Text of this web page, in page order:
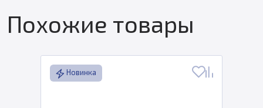
Похожие товары
Новинка